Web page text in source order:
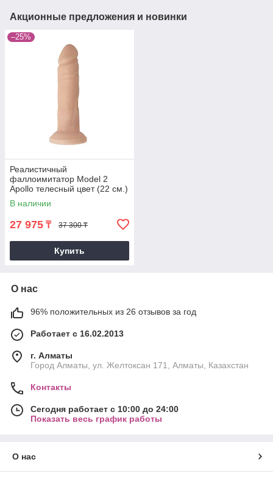
Акционные предложения и новинки
–25%
Реалистичный
фаллоимитатор Model 2
Apollo телесный цвет (22 см.)
В наличии
27 975 ₸ 37 300 ₸
Купить
О нас
96% положительных из 26 отзывов за год
Работает с 16.02.2013
г. Алматы
Город Алматы, ул. Желтоксан 171, Алматы, Казахстан
Контакты
Сегодня работает с 10:00 до 24:00
Показать весь график работы
О нас